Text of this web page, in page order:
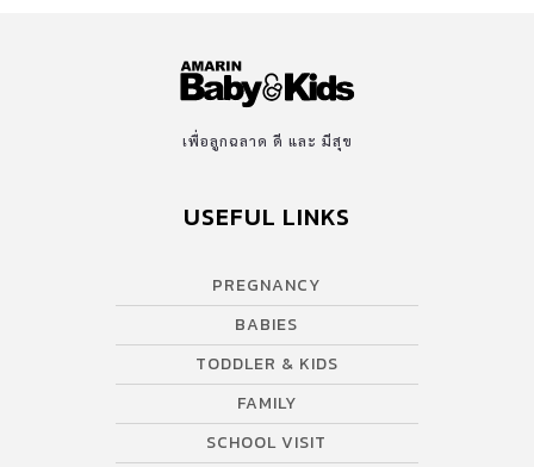
เพื่อลูกฉลาด ดี และ มีสุข
USEFUL LINKS
PREGNANCY
BABIES
TODDLER & KIDS
FAMILY
SCHOOL VISIT